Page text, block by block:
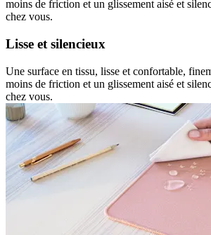
moins de friction et un glissement aisé et
chez vous.
Lisse et silencieux
Une surface en tissu, lisse et confortable,
moins de friction et un glissement aisé et
chez vous.